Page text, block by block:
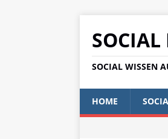
SOCIAL WISSEN
HOME